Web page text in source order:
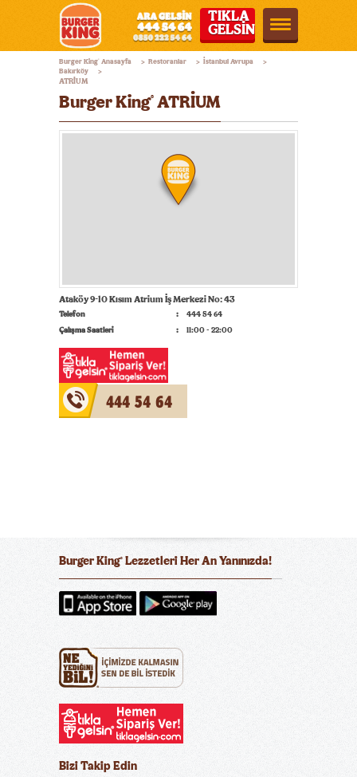
Burger
King®
TIKLA
GELSİN
Burger King® Anasayfa > Restoranlar > İstanbul Avrupa
>
Bakırköy
>
ATRİUM
Burger King® ATRİUM
Ataköy 9-10 Kısım Atrium İş Merkezi No: 43
Telefon
444 54 64
Çalışma Saatleri
11:00 - 22:00
444 54 64
Burger King® Lezzetleri Her An Yanınızda!
Bizi Takip Edin